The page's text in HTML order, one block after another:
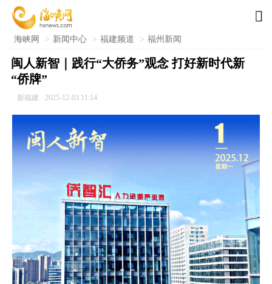

海峡网 > 新闻中心 > 福建频道 > 福州新闻
闽人新智｜践行“大侨务”观念 打好新时代新
“侨牌”
新福建 2025-12-03 11:14